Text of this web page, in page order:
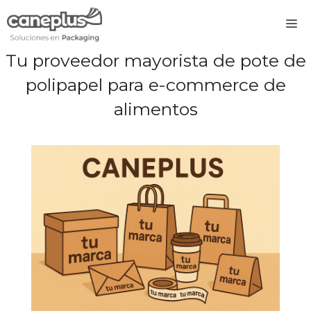
al
Tu proveedor mayorista de pote de
polipapel para e-commerce de
alimentos